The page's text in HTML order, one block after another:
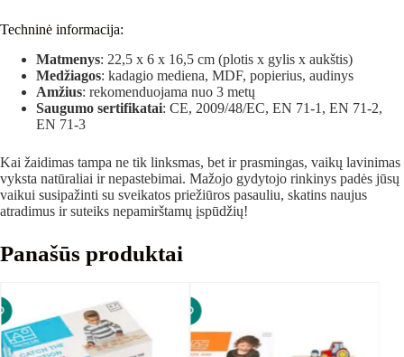
Techninė informacija:
Matmenys: 22,5 x 6 x 16,5 cm (plotis x gylis x aukštis)
Medžiagos: kadagio mediena, MDF, popierius, audinys
Amžius: rekomenduojama nuo 3 metų
Saugumo sertifikatai: CE, 2009/48/EC, EN 71-1, EN 71-2,
EN 71-3
Kai žaidimas tampa ne tik linksmas, bet ir prasmingas, vaikų lavinimas
vyksta natūraliai ir nepastebimai. Mažojo gydytojo rinkinys padės jūsų
vaikui susipažinti su sveikatos priežiūros pasauliu, skatins naujus
atradimus ir suteiks nepamirštamų įspūdžių!
Panašūs produktai